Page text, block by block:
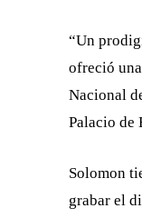
“Un
ofreció
Nacional
Palacio de
Solomon
grabar el